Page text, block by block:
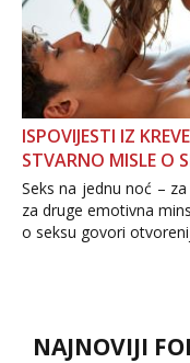
ISPOVIJESTI IZ
STVARNO MISLE O
Seks na jednu noć –
za druge emotivna
o seksu govori
dalje izaziva burne
NAJNOVIJI